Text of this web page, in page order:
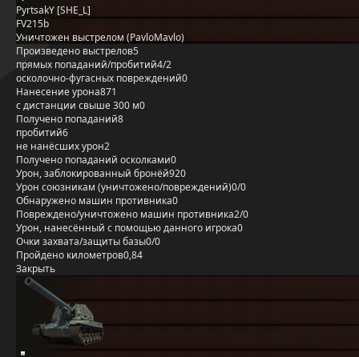
PyrtsakY [SHE_L]
FV215b
Уничтожен выстрелом (PavloMavlo)
Произведено выстрелов5
прямых попаданий/пробитий4/2
осколочно-фугасных повреждений0
Нанесение урона871
с дистанции свыше 300 м0
Получено попаданий8
пробитий6
не нанёсших урон2
Получено попаданий осколками0
Урон, заблокированный бронёй920
Урон союзникам (уничтожено/повреждений)0/0
Обнаружено машин противника0
Повреждено/уничтожено машин противника2/0
Урон, нанесённый с помощью данного игрока0
Очки захвата/защиты базы0/0
Пройдено километров0,84
Закрыть